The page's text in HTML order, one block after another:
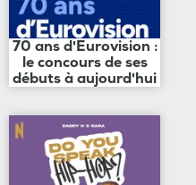
70 ans d'Eurovision :
le concours de ses
débuts à aujourd'hui